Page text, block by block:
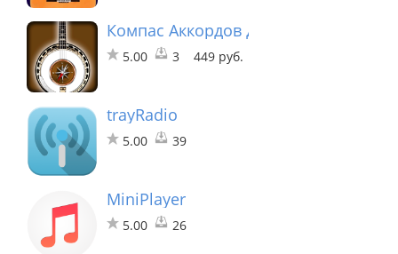
Компас Аккордов для Банджо
5.00 3 449 руб.
trayRadio
5.00 39
MiniPlayer
5.00 26